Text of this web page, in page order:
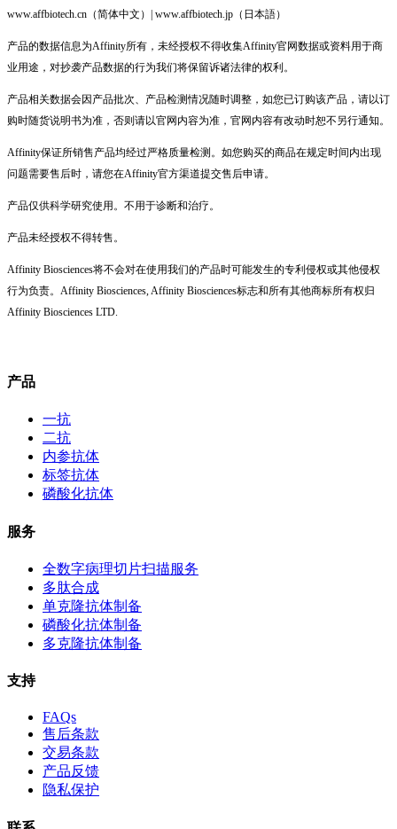
www.affbiotech.cn（简体中文）| www.affbiotech.jp（日本語）
产品的数据信息为Affinity所有，未经授权不得收集Affinity官网数据或资料用于商
业用途，对抄袭产品数据的行为我们将保留诉诸法律的权利。
产品相关数据会因产品批次、产品检测情况随时调整，如您已订购该产品，请以订
购时随货说明书为准，否则请以官网内容为准，官网内容有改动时恕不另行通知。
Affinity保证所销售产品均经过严格质量检测。如您购买的商品在规定时间内出现
问题需要售后时，请您在Affinity官方渠道提交售后申请。
产品仅供科学研究使用。不用于诊断和治疗。
产品未经授权不得转售。
Affinity Biosciences将不会对在使用我们的产品时可能发生的专利侵权或其他侵权
行为负责。Affinity Biosciences, Affinity Biosciences标志和所有其他商标所有权归
Affinity Biosciences LTD.
产品
一抗
二抗
内参抗体
标签抗体
磷酸化抗体
服务
全数字病理切片扫描服务
多肽合成
单克隆抗体制备
磷酸化抗体制备
多克隆抗体制备
支持
FAQs
售后条款
交易条款
产品反馈
隐私保护